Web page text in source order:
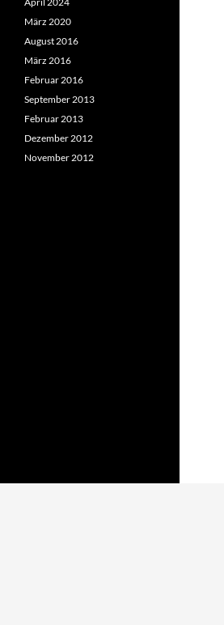
März 2020
August 2016
März 2016
Februar 2016
September 2013
Februar 2013
Dezember 2012
November 2012